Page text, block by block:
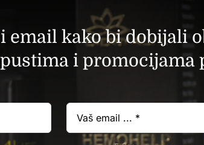
email kako bi dobijali
i promocijama